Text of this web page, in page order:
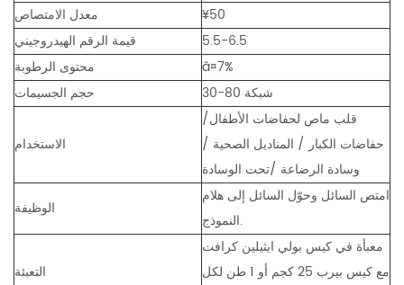
معدل الامتصاص
¥50
قيمة الرقم الهيدروجيني
5.5-6.5
محتوى الرطوبة
â¤7%
حجم الجسيمات
30-80 شبكة
الاستخدام
قلب ماص لحفاضات الأطفال/
حفاضات الكبار / المناديل الصحية /
وسادة الرضاعة /تحت الوسادة
الوظيفة
امتص السائل وحوّل السائل إلى هلام
النموذج.
التعبئة
معبأة في كيس بولي ايثيلين كرافت
مع كيس بيرب 25 كجم أو 1 طن لكل